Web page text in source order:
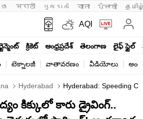
मराठी ગુજરાતી বাংলা ਪੰਜਾਬੀ
AQI
క్రికెట్ ఆంధ్రప్రదేశ్ తెలంగాణ లైఫ్ స్టైల్
టెక్నాలజీ వాతావరణం వీడియోలు
Hyderabad Hyderabad: Speeding
కిక్కులో కారు డ్రైవింగ్..